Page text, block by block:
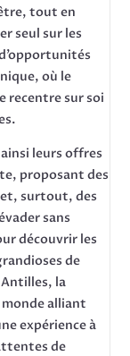
tout en
seul sur les
où le
recentre sur soi
leurs offres
proposant des
et, surtout, des
sans
découvrir les
de
Antilles, la
alliant
expérience à
de